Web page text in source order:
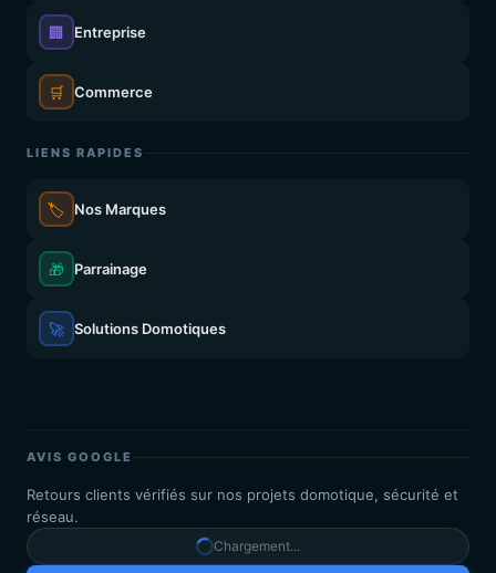
🏢 Entreprise
🛒 Commerce
LIENS RAPIDES
🏷️ Nos Marques
🎁 Parrainage
🚀 Solutions Domotiques
AVIS GOOGLE
Retours clients vérifiés sur nos projets domotique, sécurité et
réseau.
Chargement...